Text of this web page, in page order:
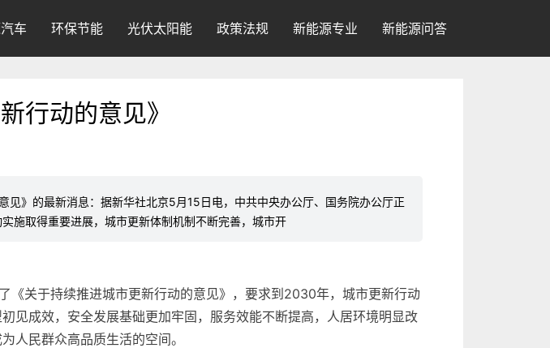
车 环保节能 光伏太阳能 政策法规 新能源专业 新能源问答
行动的意见》
》的最新消息：据新华社北京5月15日电，中共中央办公厅、国务院办公厅正
施取得重要进展，城市更新体制机制不断完善，城市开
《关于持续推进城市更新行动的意见》，要求到2030年，城市更新行动
见成效，安全发展基础更加牢固，服务效能不断提高，人居环境明显改
人民群众高品质生活的空间。